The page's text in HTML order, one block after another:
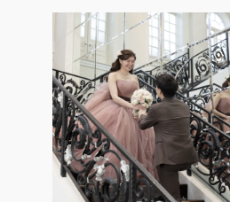
TOP
トップ ブライ
FAIR CAMPAIGN
フェアキャンペーンのご案内 体験者
PHOTO GALLERY